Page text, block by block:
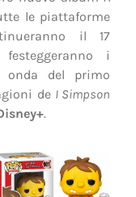
le piattaforme
il 17
festeggeranno i
del primo
de I Simpson
.